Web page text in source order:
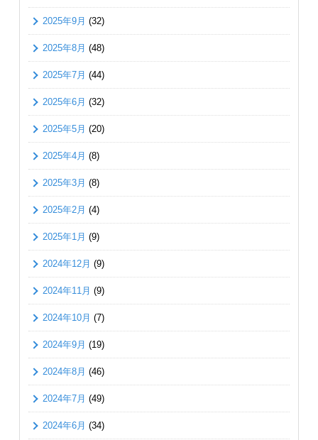
2025年9月 (32)
2025年8月 (48)
2025年7月 (44)
2025年6月 (32)
2025年5月 (20)
2025年4月 (8)
2025年3月 (8)
2025年2月 (4)
2025年1月 (9)
2024年12月 (9)
2024年11月 (9)
2024年10月 (7)
2024年9月 (19)
2024年8月 (46)
2024年7月 (49)
2024年6月 (34)